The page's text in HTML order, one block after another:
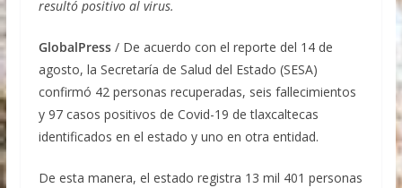
cerveza, por los distintos beneficios a la
resultó positivo al virus.
GlobalPress/ De acuerdo con el reporte del 14 de
agosto, la Secretaría de Salud del Estado (SESA)
confirmó 42 personas recuperadas, seis fallecimientos
y 97 casos positivos de Covid-19 de tlaxcaltecas
identificados en el estado y uno en otra entidad.
De esta manera, el estado registra 13 mil 401 personas